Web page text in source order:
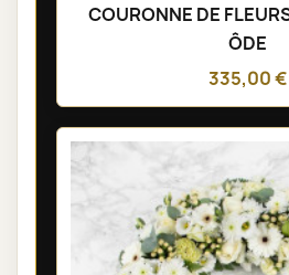
COURONNE DE
ÔDE
335,00 €